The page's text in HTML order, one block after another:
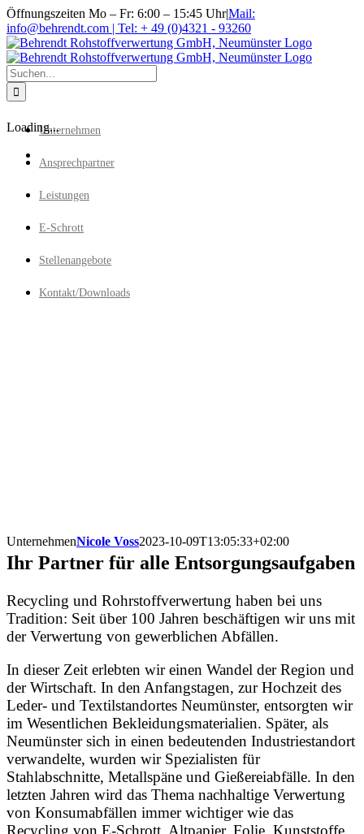
Zum
Inhalt
springen
Öffnungszeiten Mo – Fr: 6:00 – 15:45 Uhr|Mail:
info@behrendt.com | Tel: + 49 (0)4321 - 93260
Suche
nach:
Unternehmen
Ansprechpartner
Leistungen
E-Schrott
Stellenangebote
Kontakt/Downloads
Loading...
UnternehmenNicole Voss2023-10-09T13:05:33+02:00
Ihr Partner für alle Entsorgungsaufgaben
Recycling und Rohrstoffverwertung haben bei uns
Tradition: Seit über 100 Jahren beschäftigen wir uns mit
der Verwertung von gewerblichen Abfällen.
In dieser Zeit erlebten wir einen Wandel der Region und
der Wirtschaft. In den Anfangstagen, zur Hochzeit des
Leder- und Textilstandortes Neumünster, entsorgten wir
im Wesentlichen Bekleidungsmaterialien. Später, als
Neumünster sich in einen bedeutenden Industriestandort
verwandelte, wurden wir Spezialisten für
Stahlabschnitte, Metallspäne und Gießereiabfälle. In den
letzten Jahren wird das Thema nachhaltige Verwertung
von Konsumabfällen immer wichtiger wie das